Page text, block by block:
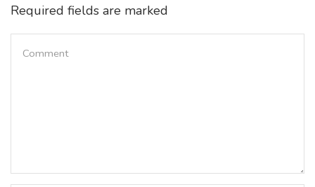
Required fields are marked